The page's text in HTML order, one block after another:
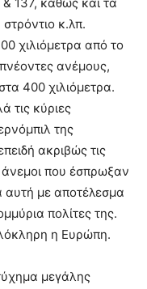
137, καθώς και τα
κ.λπ.
χιλιόμετρα από το
ανέμους,
400 χιλιόμετρα.
τις κύριες
της
ακριβώς τις
άνεμοι που έσπρωξαν
αυτή με αποτέλεσμα
πολίτες της.
η Ευρώπη.
μεγάλης